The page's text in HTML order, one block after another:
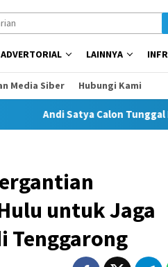
ADVERTORIAL LAINNYA
Media Siber Hubungi Kami
Satya Calon Tunggal Ketua
untuk Jaga
Tenggarong